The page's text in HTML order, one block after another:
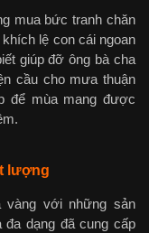
mua bức tranh chăn
lệ con cái ngoan
giúp đỡ ông bà cha
cầu cho mưa thuận
để mùa mang được
lượng
vàng với những sản
đa dạng đã cung cấp